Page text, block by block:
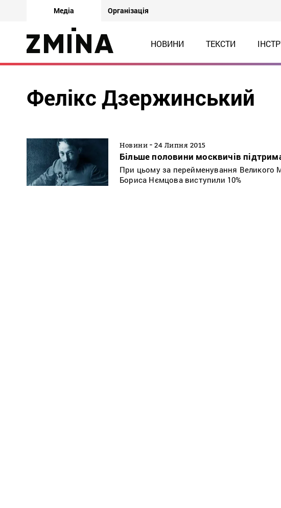
Медіа Організація
НОВИНИ ТЕКСТИ
Фелікс Дзержинський
Новини - 24 Липня 2015
Більше половини москвичів
При цьому за перейменування Великого
Бориса Нємцова виступили 10%